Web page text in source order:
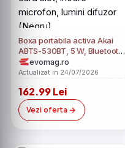
Boxa portabila activa Akai
ABTS-530BT, 5 W, Bluetooth,
USB, micro SD card slot,
intrare microfon, lumini
evomag.ro
Actualizat in 24/07/2026
162.99 Lei
Vezi oferta